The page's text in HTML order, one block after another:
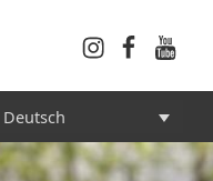
Deutsch